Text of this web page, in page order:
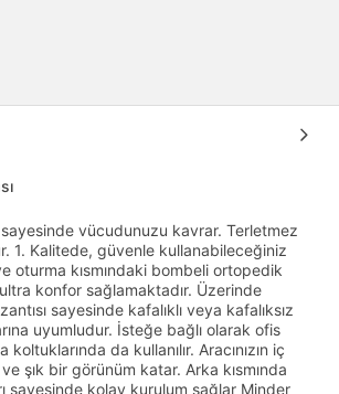
sayesinde vücudunuzu kavrar. Terletmez
1. Kalitede, güvenle kullanabileceğiniz
oturma kısmındaki bombeli ortopedik
konfor sağlamaktadır. Üzerinde
sayesinde kafalıklı veya kafalıksız
uyumludur. İsteğe bağlı olarak ofis
koltuklarında da kullanılır. Aracınızın iç
şık bir görünüm katar. Arka kısmında
sayesinde kolay kurulum sağlar Minder